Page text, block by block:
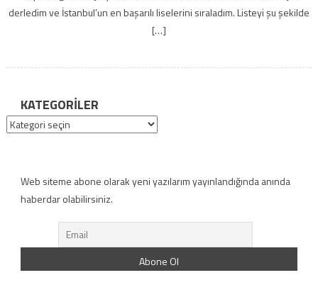
derledim ve İstanbul’un en başarılı liselerini sıraladım. Listeyi şu şekilde
[…]
KATEGORILER
Kategoriler
Web siteme abone olarak yeni yazılarım yayınlandığında anında
haberdar olabilirsiniz.